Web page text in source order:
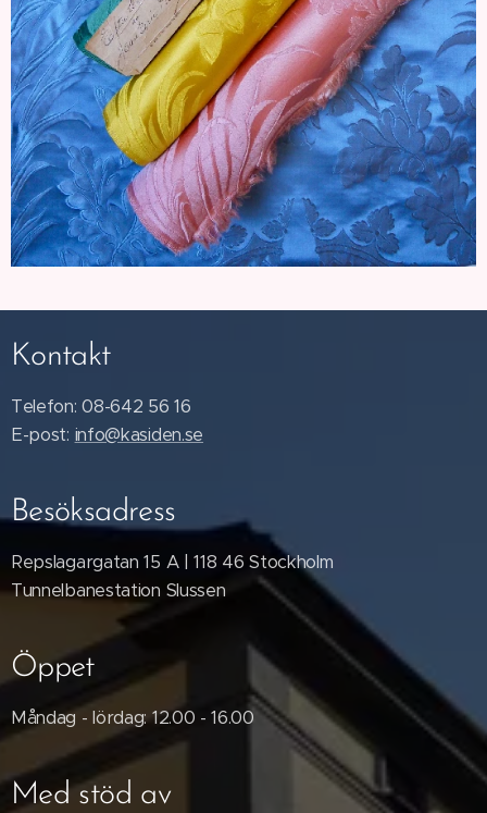
Kontakt
Telefon: 08-642 56 16
E-post: info@kasiden.se
Besöksadress
Repslagargatan 15 A | 118 46 Stockholm
Tunnelbanestation Slussen
Öppet
Måndag - lördag: 12.00 - 16.00
Med stöd av